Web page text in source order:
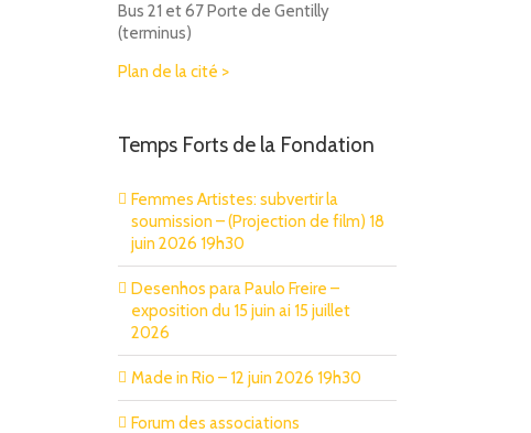
Bus 21 et 67 Porte de Gentilly
(terminus)
Plan de la cité >
Temps Forts de la Fondation
Femmes Artistes: subvertir la
soumission – (Projection de film) 18
juin 2026 19h30
Desenhos para Paulo Freire –
exposition du 15 juin ai 15 juillet
2026
Made in Rio – 12 juin 2026 19h30
Forum des associations